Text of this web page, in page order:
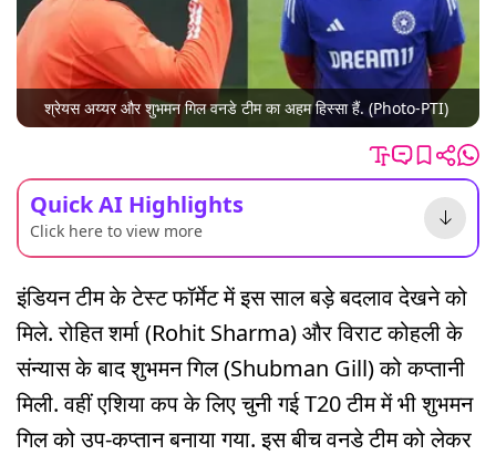
श्रेयस अय्यर और शुभमन गिल वनडे टीम का अहम हिस्सा हैं. (Photo-PTI)
Quick AI Highlights
Click here to view more
इंडियन टीम के टेस्ट फॉर्मेट में इस साल बड़े बदलाव देखने को
मिले. रोहित शर्मा (Rohit Sharma) और विराट कोहली के
संन्यास के बाद शुभमन गिल (Shubman Gill) को कप्तानी
मिली. वहीं एशिया कप के लिए चुनी गई T20 टीम में भी शुभमन
गिल को उप-कप्तान बनाया गया. इस बीच वनडे टीम को लेकर